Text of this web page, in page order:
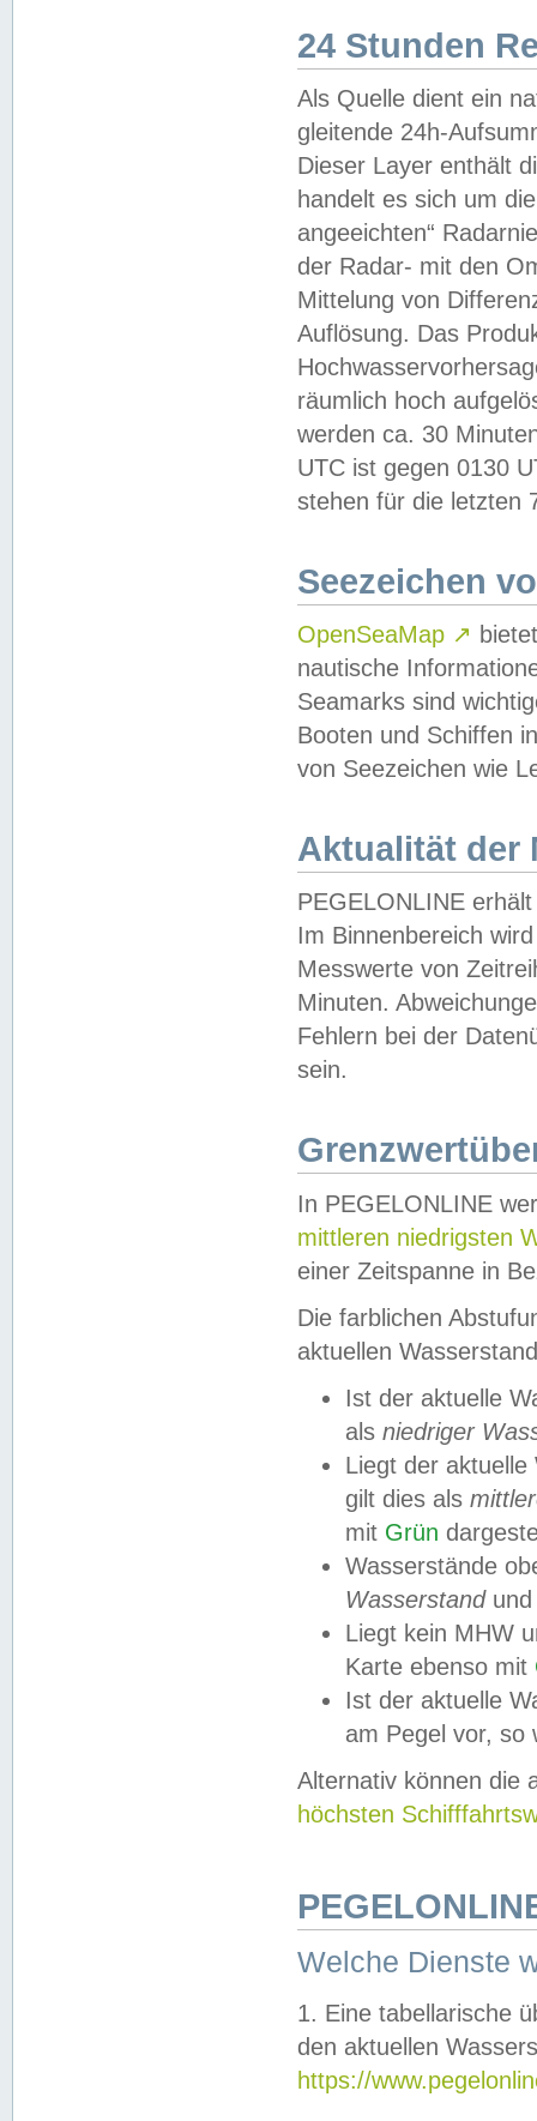
24 Stunden
Als Quelle dient ein
gleitende 24h-
Dieser Layer enthält
handelt es sich um
angeeichten“
der Radar- mit den
Mittelung von
Auflösung. Das
räumlich hoch
werden ca. 30
UTC ist gegen 0130
stehen für die letzten
Seezeichen
OpenSeaMap ↗
nautische
Seamarks sind
Booten und Schiffen
von Seezeichen wie
Aktualität der
PEGELONLINE
Im Binnenbereich
Messwerte von
Minuten.
Fehlern bei der
sein.
In PEGELONLINE
mittleren niedrigsten
einer Zeitspanne in
Die farblichen
aktuellen
Ist der aktuelle
als niedriger
Liegt der
gilt dies als
mit Grün
Wasserstände
Wasserstandund
Liegt kein MHW
Karte ebenso mit
Ist der aktuelle
am Pegel vor,
Alternativ können die
höchsten
Welche Dienste
1. Eine tabellarische
den aktuellen
https://